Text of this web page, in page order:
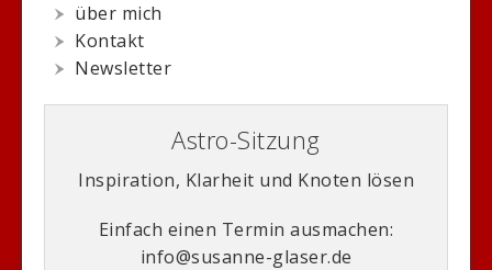
über mich
Kontakt
Newsletter
Astro-Sitzung
Inspiration, Klarheit und Knoten lösen
Einfach einen Termin ausmachen:
info@susanne-glaser.de